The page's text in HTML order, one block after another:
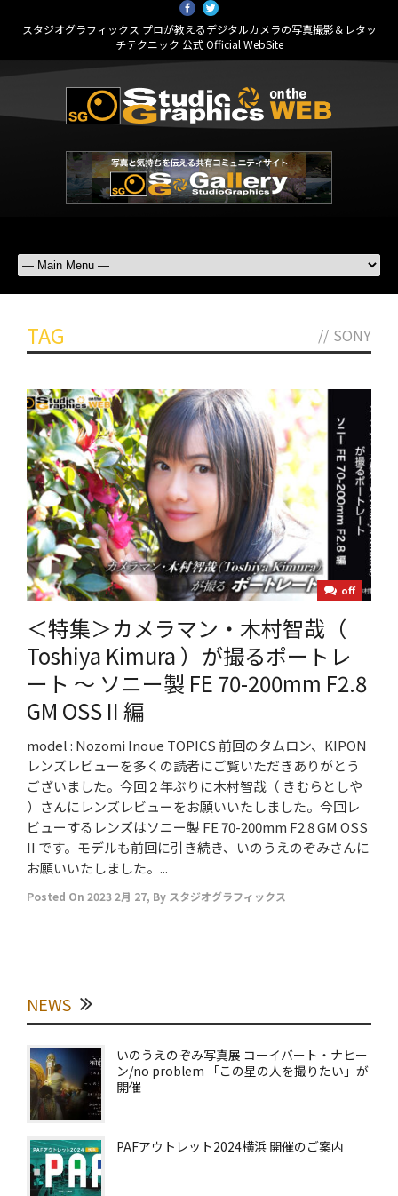
スタジオグラフィックス プロが教えるデジタルカメラの写真撮影＆レタッ
チテクニック 公式 Official WebSite
TAG // SONY
off
＜特集＞カメラマン・木村智哉（
Toshiya Kimura ）が撮るポートレ
ート ～ ソニー製 FE 70-200mm F2.8
GM OSS II 編
model : Nozomi Inoue TOPICS 前回のタムロン、KIPON
レンズレビューを多くの読者にご覧いただきありがとう
ございました。今回２年ぶりに木村智哉（ きむらとしや
）さんにレンズレビューをお願いいたしました。今回レ
ビューするレンズはソニー製 FE 70-200mm F2.8 GM OSS
II です。モデルも前回に引き続き、いのうえのぞみさんに
お願いいたしました。...
Posted On 2023 2月 27, By スタジオグラフィックス
NEWS
いのうえのぞみ写真展 コーイバート・ナヒー
ン/no problem 「この星の人を撮りたい」が
開催
PAFアウトレット2024横浜 開催のご案内